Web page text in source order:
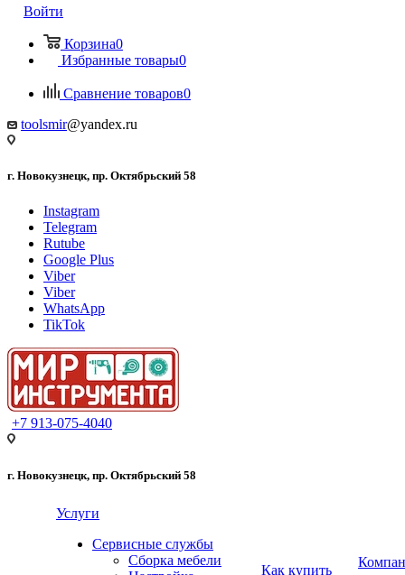
Войти
Корзина0
Избранные товары0
Сравнение товаров0
toolsmir@yandex.ru
г. Новокузнецк, пр. Октябрьский 58
Instagram
Telegram
Rutube
Google Plus
Viber
Viber
WhatsApp
TikTok
+7 913-075-4040
г. Новокузнецк, пр. Октябрьский 58
Услуги
Сервисные службы
Сборка мебели
Как купить